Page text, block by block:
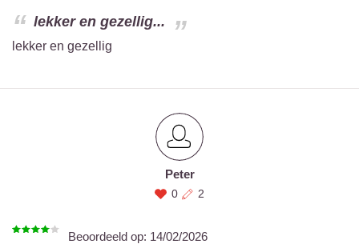
lekker en gezellig...
lekker en gezellig
Peter
0 2
Beoordeeld op: 14/02/2026